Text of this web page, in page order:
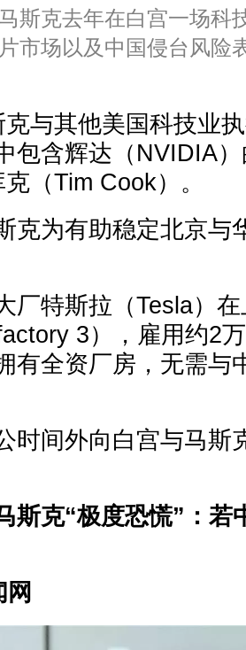
斯克去年在白宫一场科
市场以及中国侵台风险
与其他美国科技业
包含辉达（NVIDIA
（Tim Cook）。
克为有助稳定北京与
厂特斯拉（Tesla）
3），雇用约2
有全资厂房，无需与
时间外向白宫与马斯
斯克“极度恐慌”：若